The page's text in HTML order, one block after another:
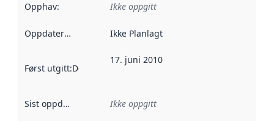
Opphav: Ikke oppgitt
Oppdateringsfrekvens :
Ikke Planlagt
Først utgitt:Denne datoen sier når dataene i dette
17. juni 2010
Sist oppdatert Ikke oppgitt